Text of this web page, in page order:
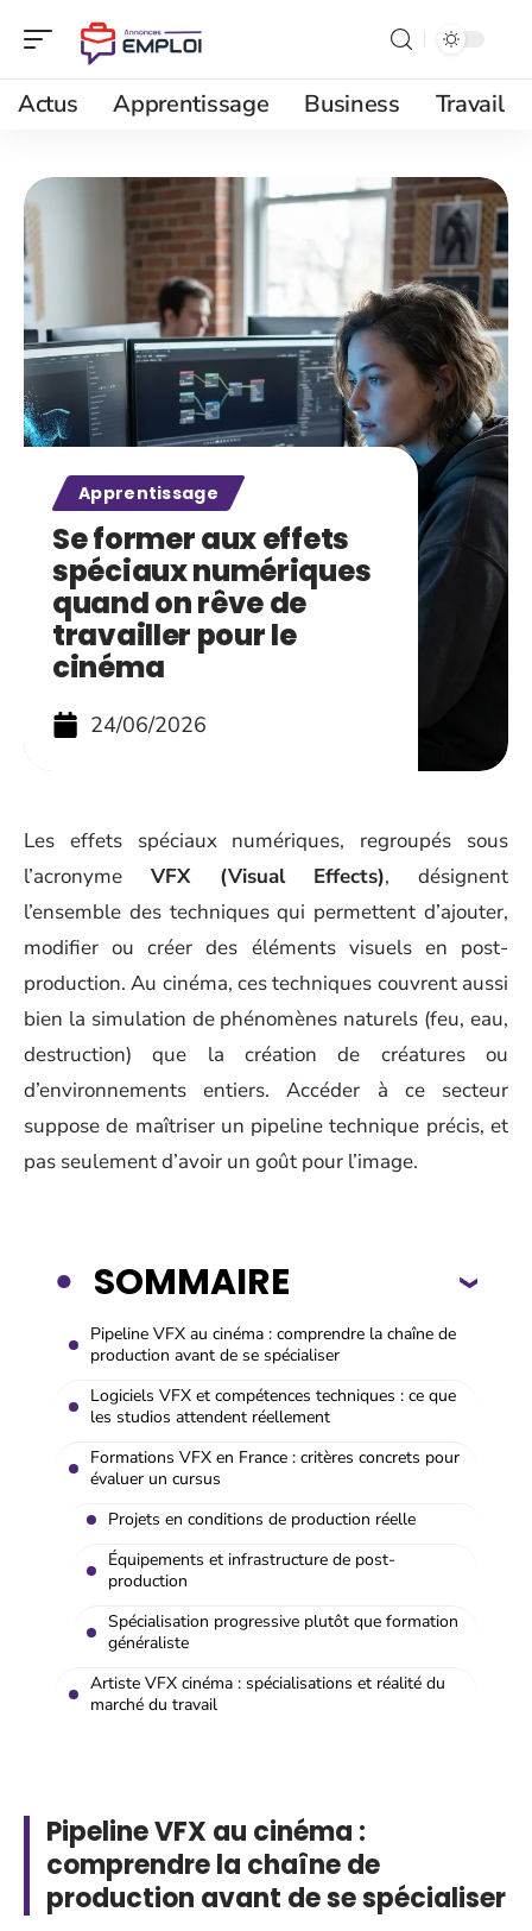
Actus Apprentissage Business Travail
Apprentissage
Se former aux effets
spéciaux numériques
quand on rêve de
travailler pour le
cinéma
24/06/2026
Les effets spéciaux numériques, regroupés sous
l’acronyme VFX (Visual Effects), désignent
l’ensemble des techniques qui permettent d’ajouter,
modifier ou créer des éléments visuels en post-
production. Au cinéma, ces techniques couvrent aussi
bien la simulation de phénomènes naturels (feu, eau,
destruction) que la création de créatures ou
d’environnements entiers. Accéder à ce secteur
suppose de maîtriser un pipeline technique précis, et
pas seulement d’avoir un goût pour l’image.
SOMMAIRE
Pipeline VFX au cinéma : comprendre la chaîne de
production avant de se spécialiser
Logiciels VFX et compétences techniques : ce que
les studios attendent réellement
Formations VFX en France : critères concrets pour
évaluer un cursus
Projets en conditions de production réelle
Équipements et infrastructure de post-
production
Spécialisation progressive plutôt que formation
généraliste
Artiste VFX cinéma : spécialisations et réalité du
marché du travail
Pipeline VFX au cinéma :
comprendre la chaîne de
production avant de se spécialiser